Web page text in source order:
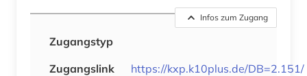
Infos zum Zugang
Zugangstyp
Zugangslink
https://kxp.k10plus.de/DB=2.151/